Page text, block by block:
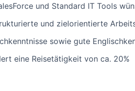
und Standard IT Tools
und zielorientierte
sowie gute
eine Reisetätigkeit von ca. 20%